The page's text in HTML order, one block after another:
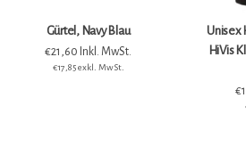
Gürtel, Navy Blau
€21,60 Inkl. MwSt.
€17,85 exkl. MwSt.
Unisex
HiVis